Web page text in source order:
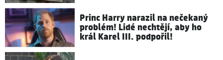
Princ Harry narazil na nečekaný
problém! Lidé nechtějí, aby ho
král Karel III. podpořil!